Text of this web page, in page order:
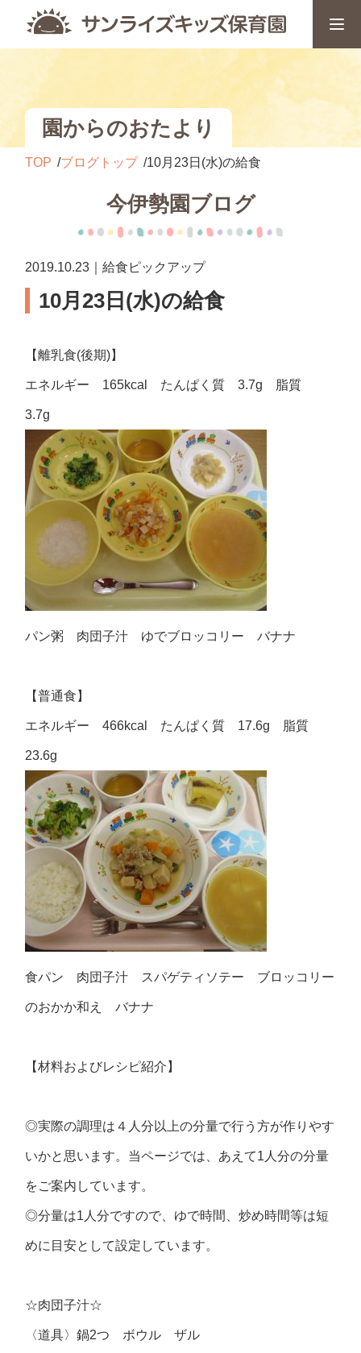
園からのおたより
TOP ブログトップ 10月23日(水)の給食
今伊勢園ブログ
2019.10.23｜給食ピックアップ
10月23日(水)の給食
【離乳食(後期)】
エネルギー 165kcal たんぱく質 3.7g 脂質
3.7g
パン粥 肉団子汁 ゆでブロッコリー バナナ
【普通食】
エネルギー 466kcal たんぱく質 17.6g 脂質
23.6g
食パン 肉団子汁 スパゲティソテー ブロッコリー
のおかか和え バナナ
【材料およびレシピ紹介】
◎実際の調理は４人分以上の分量で行う方が作りやす
いかと思います。当ページでは、あえて1人分の分量
をご案内しています。
◎分量は1人分ですので、ゆで時間、炒め時間等は短
めに目安として設定しています。
☆肉団子汁☆
〈道具〉鍋2つ ボウル ザル